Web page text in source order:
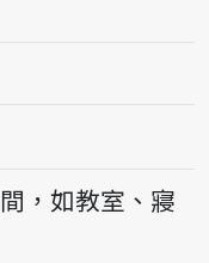
，如教室、寢